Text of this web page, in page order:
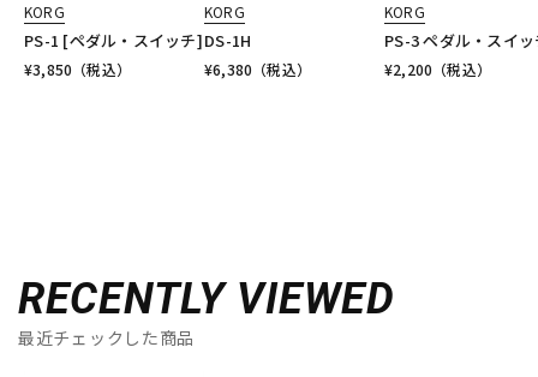
KORG
PS-1 [ペダル・スイッチ]
¥3,850 （税込）
KORG
DS-1H
¥6,380 （税込）
KORG
PS-3 ペダル・スイ
¥2,200 （税込）
RECENTLY VIEWED
最近チェックした商品